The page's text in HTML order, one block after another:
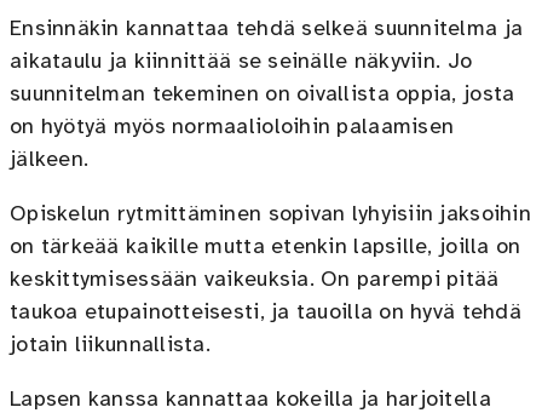
Ensinnäkin kannattaa tehdä selkeä suunnitelma ja
aikataulu ja kiinnittää se seinälle näkyviin. Jo
suunnitelman tekeminen on oivallista oppia, josta
on hyötyä myös normaalioloihin palaamisen
jälkeen.
Opiskelun rytmittäminen sopivan lyhyisiin jaksoihin
on tärkeää kaikille mutta etenkin lapsille, joilla on
keskittymisessään vaikeuksia. On parempi pitää
taukoa etupainotteisesti, ja tauoilla on hyvä tehdä
jotain liikunnallista.
Lapsen kanssa kannattaa kokeilla ja harjoitella